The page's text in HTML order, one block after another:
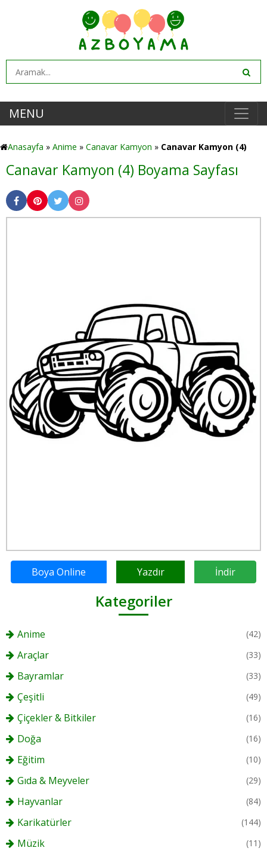
MENU
Anasayfa » Anime » Canavar Kamyon » Canavar Kamyon (4)
Canavar Kamyon (4) Boyama Sayfası
Boya Online Yazdır İndir
Kategoriler
Anime (42)
Araçlar (33)
Bayramlar (33)
Çeşitli (49)
Çiçekler & Bitkiler (16)
Doğa (16)
Eğitim (10)
Gıda & Meyveler (29)
Hayvanlar (84)
Karikatürler (144)
Müzik (11)